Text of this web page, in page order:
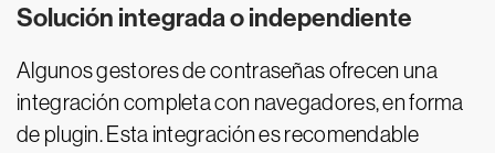
Solución integrada o independiente
Algunos gestores de contraseñas ofrecen una
integración completa con navegadores, en forma
de plugin. Esta integración es recomendable